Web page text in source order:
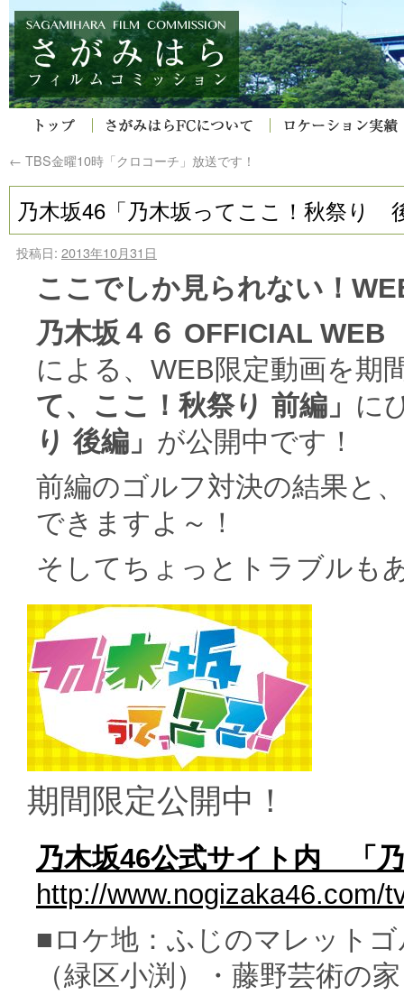
← TBS金曜10時「クロコーチ」放送です！
乃木坂46「乃木坂ってここ！秋祭り
投稿日: 2013年10月31日
ここでしか見られない！
乃木坂４６ OFFICIAL
による、WEB限定動画を期
て、ここ！秋祭り 前編」 に
り 後編」 が公開中です！
前編のゴルフ対決の結果と
できますよ～！
そしてちょっとトラブルも
期間限定公開中！
乃木坂46公式サイト内 「
http://www.nogizaka46.com/
■ロケ地：ふじのマレット
（緑区小渕）・藤野芸術の